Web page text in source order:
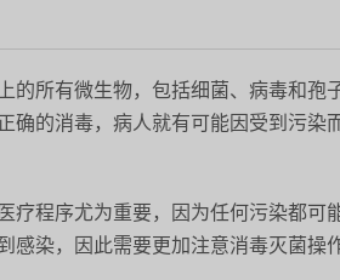
的所有微生物，包括细菌、病毒和
确的消毒，病人就有可能因受到污染
疗程序尤为重要，因为任何污染都
感染，因此需要更加注意消毒灭菌操作